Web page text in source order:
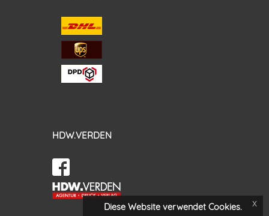
HDW.VERDEN
Diese Website verwendet Cookies. x